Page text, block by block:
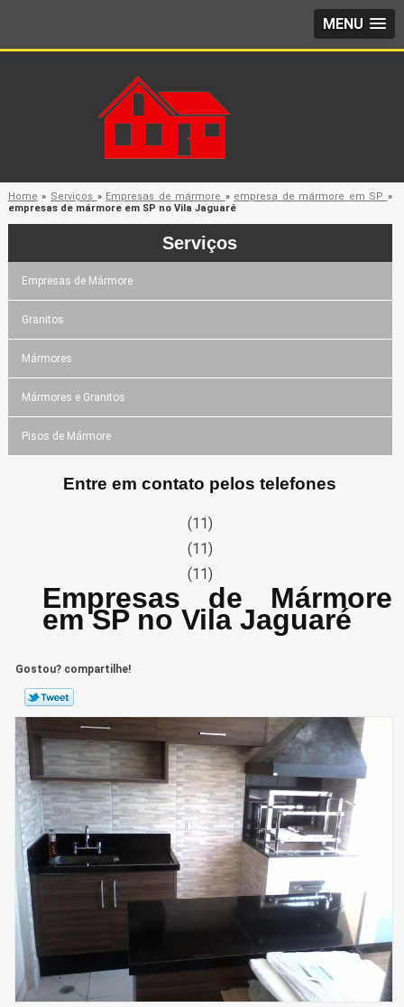
MENU
Home » Serviços » Empresas de mármore » empresa de mármore em SP »
empresas de mármore em SP no Vila Jaguaré
Serviços
Empresas de Mármore
Granitos
Mármores
Mármores e Granitos
Pisos de Mármore
Entre em contato pelos telefones
(11)
(11)
(11)
Empresas de Mármore
em SP no Vila Jaguaré
Gostou? compartilhe!